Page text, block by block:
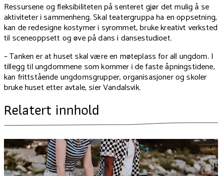
Ressursene og fleksibiliteten på senteret gjør det mulig å se
aktiviteter i sammenheng. Skal teatergruppa ha en oppsetning,
kan de redesigne kostymer i syrommet, bruke kreativt verksted
til sceneoppsett og øve på dans i dansestudioet.
– Tanken er at huset skal være en møteplass for all ungdom. I
tillegg til ungdommene som kommer i de faste åpningstidene,
kan frittstående ungdomsgrupper, organisasjoner og skoler
bruke huset etter avtale, sier Vandalsvik.
Relatert innhold